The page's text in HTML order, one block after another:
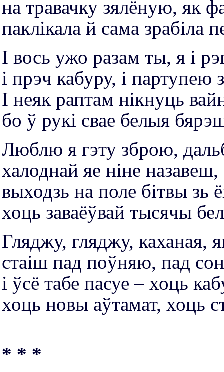
на травачку зялёную, як
паклікала й сама зрабіла
І вось ужо разам ты, я і
і прэч кабуру, і партупею
І неяк раптам нікнуць
бо ў рукі свае белыя
Люблю я гэту зброю,
халоднай яе ніне назавеш,
выходзь на поле бітвы
хоць заваёўвай тысячы
Гляджу, гляджу, каханая,
стаіш пад поўняю, пад
і ўсё табе пасуе – хоць
хоць новы аўтамат, хоць
* * *